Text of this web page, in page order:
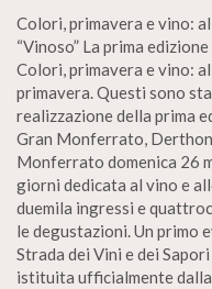
Colori, primavera e vino:
“Vinoso” La prima
Colori, primavera e vino:
primavera. Questi sono
realizzazione della prima
Gran Monferrato,
Monferrato domenica 26
giorni dedicata al vino e
duemila ingressi e
le degustazioni. Un primo
Strada dei Vini e dei
istituita ufficialmente